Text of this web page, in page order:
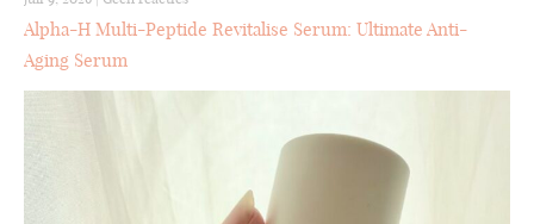
Alpha-H Multi-Peptide Revitalise Serum: Ultimate Anti-
Aging Serum